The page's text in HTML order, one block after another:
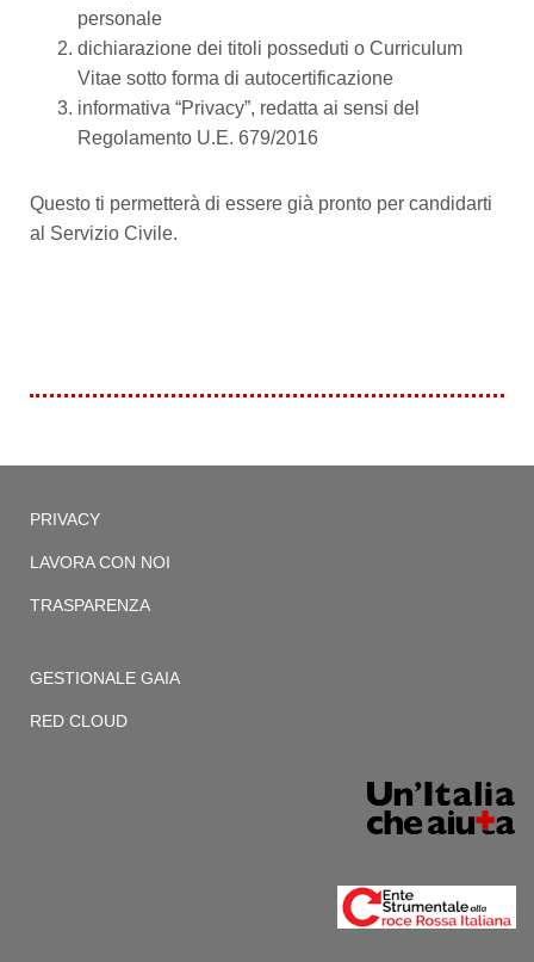
personale
dichiarazione dei titoli posseduti o Curriculum
Vitae sotto forma di autocertificazione
informativa “Privacy”, redatta ai sensi del
Regolamento U.E. 679/2016
Questo ti permetterà di essere già pronto per candidarti
al Servizio Civile.
PRIVACY
LAVORA CON NOI
TRASPARENZA
GESTIONALE GAIA
RED CLOUD